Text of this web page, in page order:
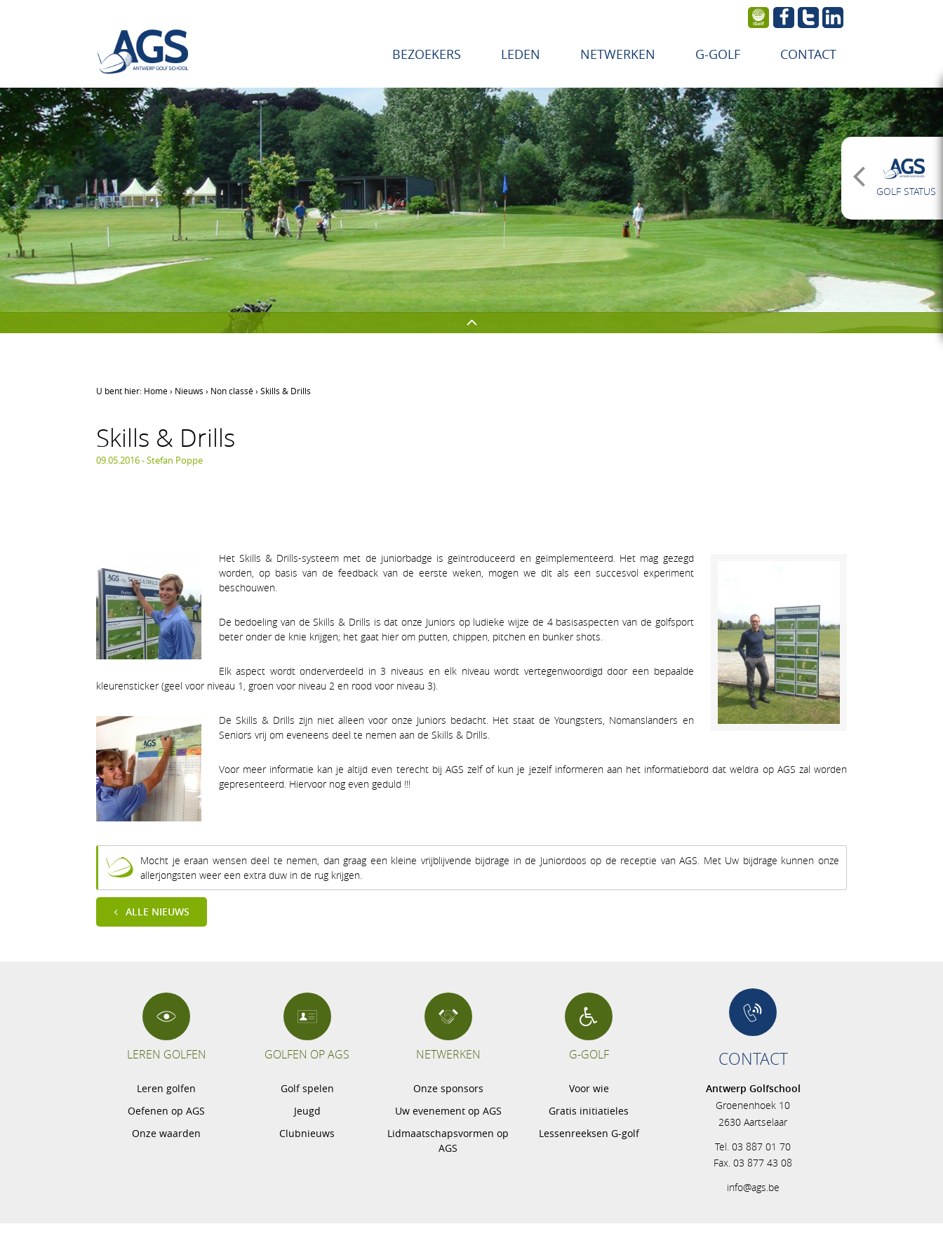
BEZOEKERS LEDEN NETWERKEN G-GOLF CONTACT
Leren golfen
Oefenen op AGS
GOLF STATUS
U bent hier: Home› Nieuws › Non classé› Skills & Drills
Skills & Drills
09.05.2016 -Stefan Poppe
Het Skills & Drills-systeem met de juniorbadge is geïntroduceerd en geïmplementeerd. Het mag gezegd
worden, op basis van de feedback van de eerste weken, mogen we dit als een succesvol experiment
beschouwen.
De bedoeling van de Skills & Drills is dat onze Juniors op ludieke wijze de 4 basisaspecten van de golfsport
beter onder de knie krijgen; het gaat hier om putten, chippen, pitchen en bunker shots.
Elk aspect wordt onderverdeeld in 3 niveaus en elk niveau wordt vertegenwoordigd door een bepaalde
kleurensticker (geel voor niveau 1, groen voor niveau 2 en rood voor niveau 3).
De Skills & Drills zijn niet alleen voor onze Juniors bedacht. Het staat de Youngsters, Nomanslanders en
Seniors vrij om eveneens deel te nemen aan de Skills & Drills.
Voor meer informatie kan je altijd even terecht bij AGS zelf of kun je jezelf informeren aan het informatiebord dat weldra op AGS zal worden
gepresenteerd. Hiervoor nog even geduld !!!
Mocht je eraan wensen deel te nemen, dan graag een kleine vrijblijvende bijdrage in de Juniordoos op de receptie van AGS. Met Uw bijdrage kunnen onze
allerjongsten weer een extra duw in de rug krijgen.
ALLE NIEUWS
LEREN GOLFEN
Leren golfen
Oefenen op AGS
Onze waarden
GOLFEN OP AGS
Golf spelen
Jeugd
Clubnieuws
NETWERKEN
Onze sponsors
Uw evenement op AGS
Lidmaatschapsvormen op
AGS
G-GOLF
Voor wie
Gratis initiatieles
Lessenreeksen G-golf
CONTACT
Antwerp Golfschool
Groenenhoek 10
2630 Aartselaar
Tel. 03 887 01 70
Fax. 03 877 43 08
info@ags.be